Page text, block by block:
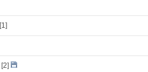
[1]
[2]